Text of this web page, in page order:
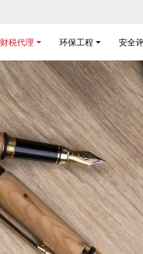
财税代理 环保工程 安全